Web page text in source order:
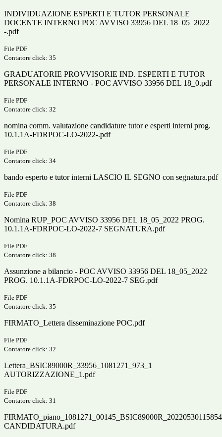
INDIVIDUAZIONE ESPERTI E TUTOR PERSONALE
DOCENTE INTERNO POC AVVISO 33956 DEL 18_05_2022
-.pdf
File PDF
Contatore click: 35
GRADUATORIE PROVVISORIE IND. ESPERTI E TUTOR
PERSONALE INTERNO - POC AVVISO 33956 DEL 18_0.pdf
File PDF
Contatore click: 32
nomina comm. valutazione candidature tutor e esperti interni prog.
10.1.1A-FDRPOC-LO-2022-.pdf
File PDF
Contatore click: 34
bando esperto e tutor interni LASCIO IL SEGNO con segnatura.pdf
File PDF
Contatore click: 38
Nomina RUP_POC AVVISO 33956 DEL 18_05_2022 PROG.
10.1.1A-FDRPOC-LO-2022-7 SEGNATURA.pdf
File PDF
Contatore click: 38
Assunzione a bilancio - POC AVVISO 33956 DEL 18_05_2022
PROG. 10.1.1A-FDRPOC-LO-2022-7 SEG.pdf
File PDF
Contatore click: 35
FIRMATO_Lettera disseminazione POC.pdf
File PDF
Contatore click: 32
Lettera_BSIC89000R_33956_1081271_973_1
AUTORIZZAZIONE_1.pdf
File PDF
Contatore click: 31
FIRMATO_piano_1081271_00145_BSIC89000R_20220530115854
CANDIDATURA.pdf